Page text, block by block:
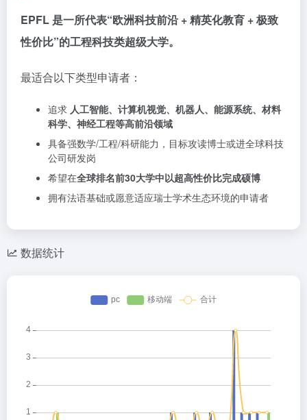
EPFL 是一所代表“欧洲科技前沿 + 精英化教育 + 极致
性价比”的工程科技类超级大学。
最适合以下类型申请者：
追求 人工智能、计算机视觉、机器人、能源系统、材料
科学、神经工程等高前沿领域
具备强数学/工程/科研能力，目标攻读博士或进全球科技
公司研发岗
希望在全球排名前30大学中以超高性价比完成硕博
拥有法语基础或愿意适应瑞士学术生态环境的申请者
数据统计